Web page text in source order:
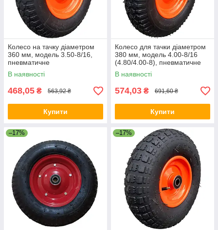
Колесо на тачку діаметром
360 мм, модель 3.50-8/16,
пневматичне
В наявності
468,05 ₴ 563,92 ₴
Купити
Колесо для тачки діаметром
380 мм, модель 4.00-8/16
(4.80/4.00-8), пневматичне
В наявності
574,03 ₴ 691,60 ₴
Купити
–17% –17%